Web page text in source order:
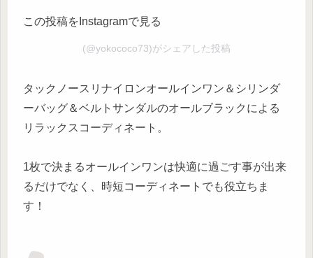
この投稿をInstagramで見る
(@yokococo73)がシェアした投稿
タックノースリナイロンオールインワン＆シリンダ
ーバッグ＆ベルトサンダルのオールブラックによる
リラックスコーディネート。
1枚で決まるオールインワンは快適に過ごす事が出来
るだけでなく、時短コーディネートでも役立ちま
す！